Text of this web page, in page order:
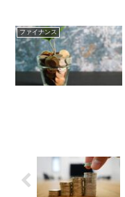
ファイナンス